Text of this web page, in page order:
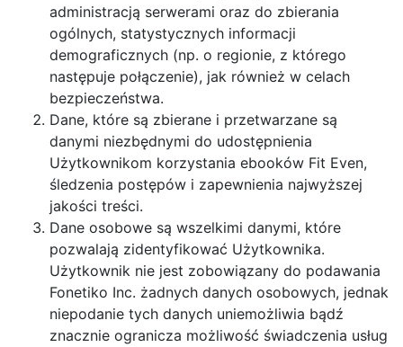
administracją serwerami oraz do zbierania
ogólnych, statystycznych informacji
demograficznych (np. o regionie, z którego
następuje połączenie), jak również w celach
bezpieczeństwa.
Dane, które są zbierane i przetwarzane są
danymi niezbędnymi do udostępnienia
Użytkownikom korzystania ebooków Fit Even,
śledzenia postępów i zapewnienia najwyższej
jakości treści.
Dane osobowe są wszelkimi danymi, które
pozwalają zidentyfikować Użytkownika.
Użytkownik nie jest zobowiązany do podawania
Fonetiko Inc. żadnych danych osobowych, jednak
niepodanie tych danych uniemożliwia bądź
znacznie ogranicza możliwość świadczenia usług